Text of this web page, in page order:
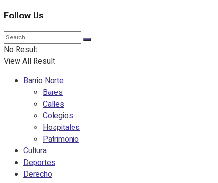
Follow Us
No Result
View All Result
Barrio Norte
Bares
Calles
Colegios
Hospitales
Patrimonio
Cultura
Deportes
Derecho